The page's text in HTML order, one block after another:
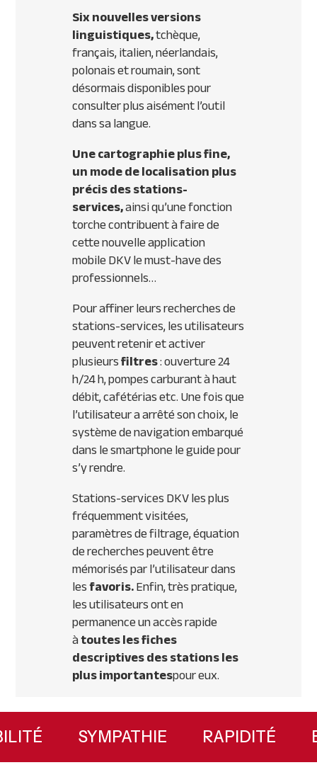
Six nouvelles versions
linguistiques,tchèque,
français, italien, néerlandais,
polonais et roumain, sont
désormais disponibles pour
consulter plus aisément l’outil
dans sa langue.
Une cartographie plus fine,
un mode de localisation plus
précis des stations-
services,ainsi qu’une fonction
torche contribuent à faire de
cette nouvelle application
mobileDKVle must-have des
professionnels…
Pour affiner leurs recherches de
stations-services, les utilisateurs
peuvent retenir et activer
plusieursfiltres: ouverture 24
h/24 h, pompes carburant à haut
débit, cafétérias etc. Une fois que
l’utilisateur a arrêté son choix, le
système de navigation embarqué
dans le smartphone le guide pour
s’y rendre.
Stations-servicesDKVles plus
fréquemment visitées,
paramètres de filtrage, équation
de recherches peuvent être
mémorisés par l’utilisateur dans
lesfavoris.Enfin, très pratique,
les utilisateurs ont en
permanence un accès rapide
àtoutes les fiches
descriptives des stations les
plus importantespour eux.
Primary
Sidebar SYMPATHIE RAPIDITÉ